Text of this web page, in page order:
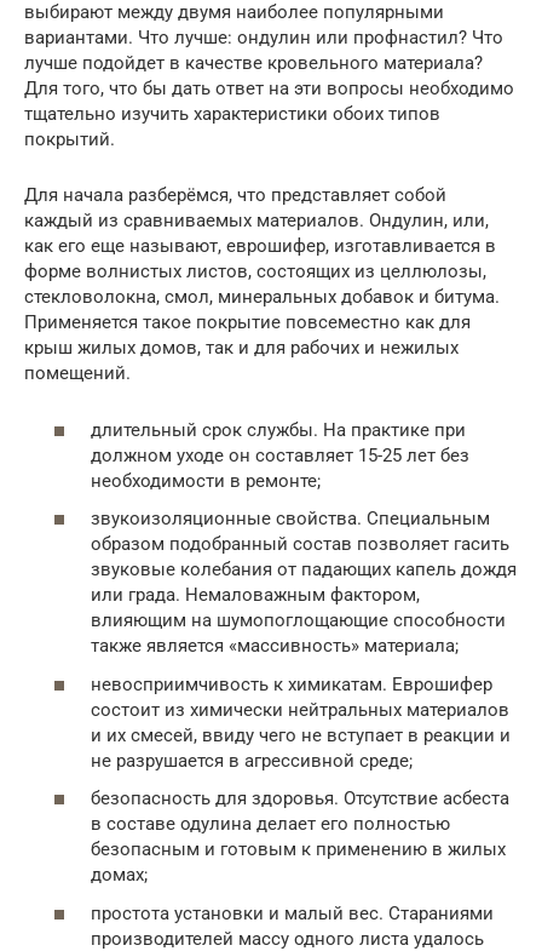
выбирают между двумя наиболее популярными
вариантами. Что лучше: ондулин или профнастил? Что
лучше подойдет в качестве кровельного материала?
Для того, что бы дать ответ на эти вопросы необходимо
тщательно изучить характеристики обоих типов
покрытий.
Для начала разберёмся, что представляет собой
каждый из сравниваемых материалов. Ондулин, или,
как его еще называют, еврошифер, изготавливается в
форме волнистых листов, состоящих из целлюлозы,
стекловолокна, смол, минеральных добавок и битума.
Применяется такое покрытие повсеместно как для
крыш жилых домов, так и для рабочих и нежилых
помещений.
длительный срок службы. На практике при
должном уходе он составляет 15-25 лет без
необходимости в ремонте;
звукоизоляционные свойства. Специальным
образом подобранный состав позволяет гасить
звуковые колебания от падающих капель дождя
или града. Немаловажным фактором,
влияющим на шумопоглощающие способности
также является «массивность» материала;
невосприимчивость к химикатам. Еврошифер
состоит из химически нейтральных материалов
и их смесей, ввиду чего не вступает в реакции и
не разрушается в агрессивной среде;
безопасность для здоровья. Отсутствие асбеста
в составе одулина делает его полностью
безопасным и готовым к применению в жилых
домах;
простота установки и малый вес. Стараниями
производителей массу одного листа удалось